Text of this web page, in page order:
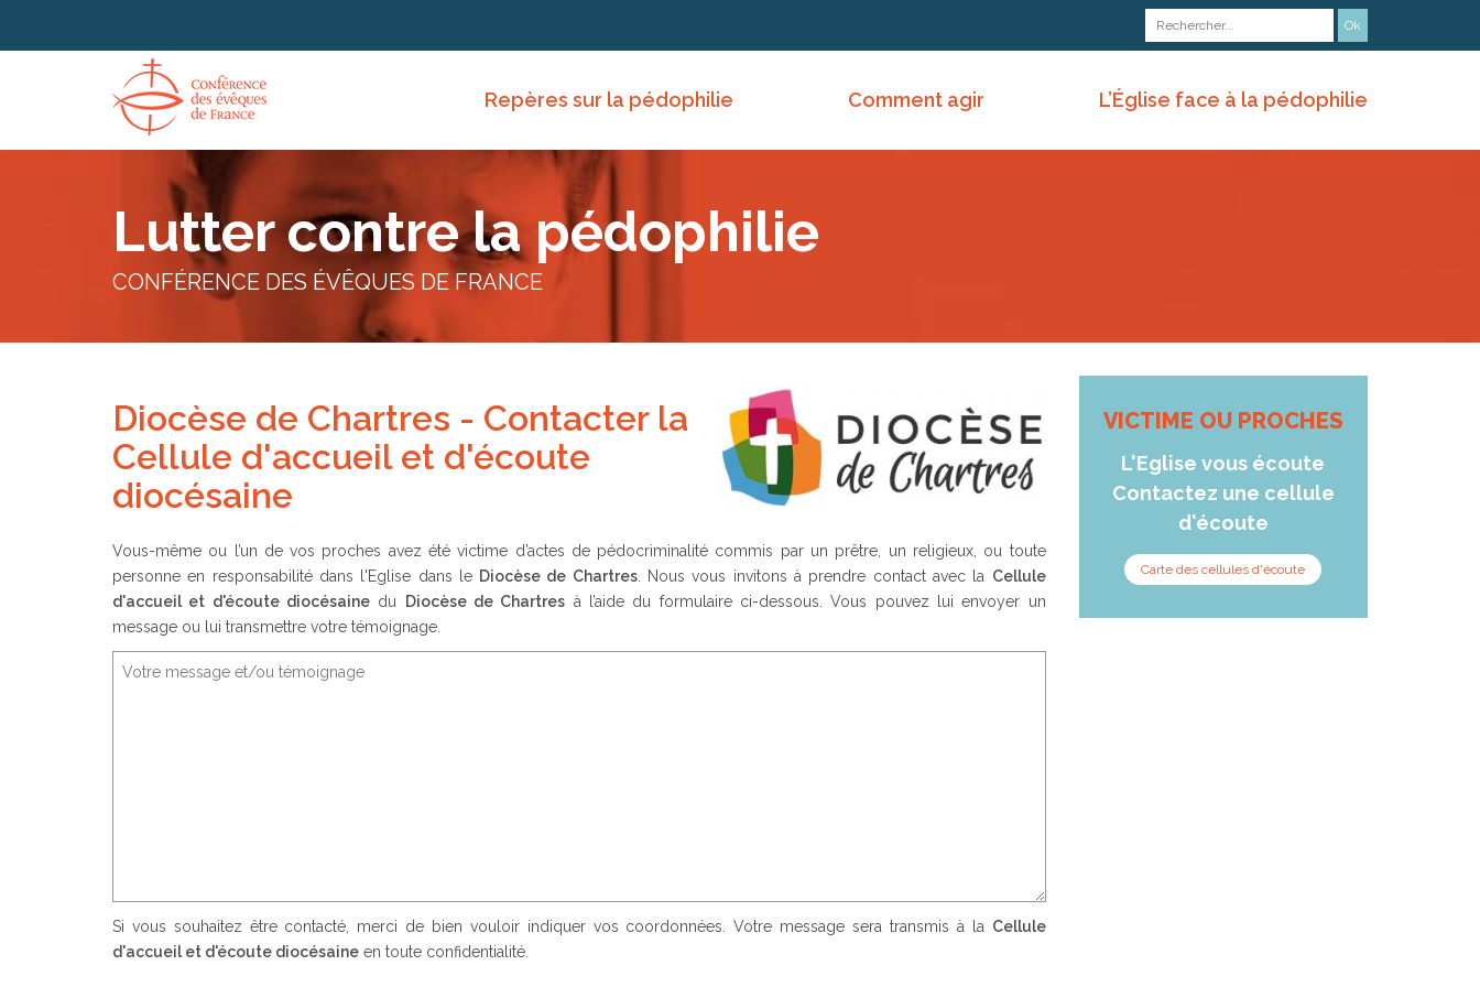
Repères sur la pédophilie Comment agir L’Église face à la pédophilie
Lutter contre la pédophilie
CONFÉRENCE DES ÉVÊQUES DE FRANCE
Diocèse de Chartres - Contacter la
Cellule d'accueil et d'écoute
diocésaine
Vous-même ou l’un de vos proches avez été victime d’actes de pédocriminalité commis par un prêtre, un religieux, ou toute
personne en responsabilité dans l'Eglise dans le Diocèse de Chartres. Nous vous invitons à prendre contact avec la Cellule
d'accueil et d'écoute diocésainedu Diocèse de Chartres à l’aide du formulaire ci-dessous. Vous pouvez lui envoyer un
message ou lui transmettre votre témoignage.
Si vous souhaitez être contacté, merci de bien vouloir indiquer vos coordonnées. Votre message sera transmis à la Cellule
d'accueil et d'écoute diocésaine en toute confidentialité.
VICTIME OU PROCHES
L'Eglise vous écoute
Contactez une cellule
d'écoute
Carte des cellules d'écoute